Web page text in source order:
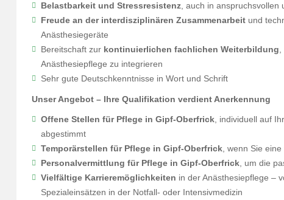
Belastbarkeit und Stressresistenz , auch in
Freude an der interdisziplinären Zusammenarbeit und
Anästhesiegeräte
Bereitschaft zur kontinuierlichen fachlichen Weiterbildung
Anästhesiepflege zu integrieren
Sehr gute Deutschkenntnisse in Wort und Schrift
Unser Angebot – Ihre Qualifikation verdient Anerkennung
Offene Stellen für Pflege in Gipf-Oberfrick , individuell auf
abgestimmt
Temporärstellen für Pflege in Gipf-Oberfrick , wenn Sie
Personalvermittlung für Pflege in Gipf-Oberfrick , um die
Vielfältige Karrieremöglichkeiten in der Anästhesiepflege –
Spezialeinsätzen in der Notfall- oder Intensivmedizin